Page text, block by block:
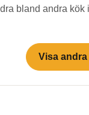
bland andra kök i
Visa